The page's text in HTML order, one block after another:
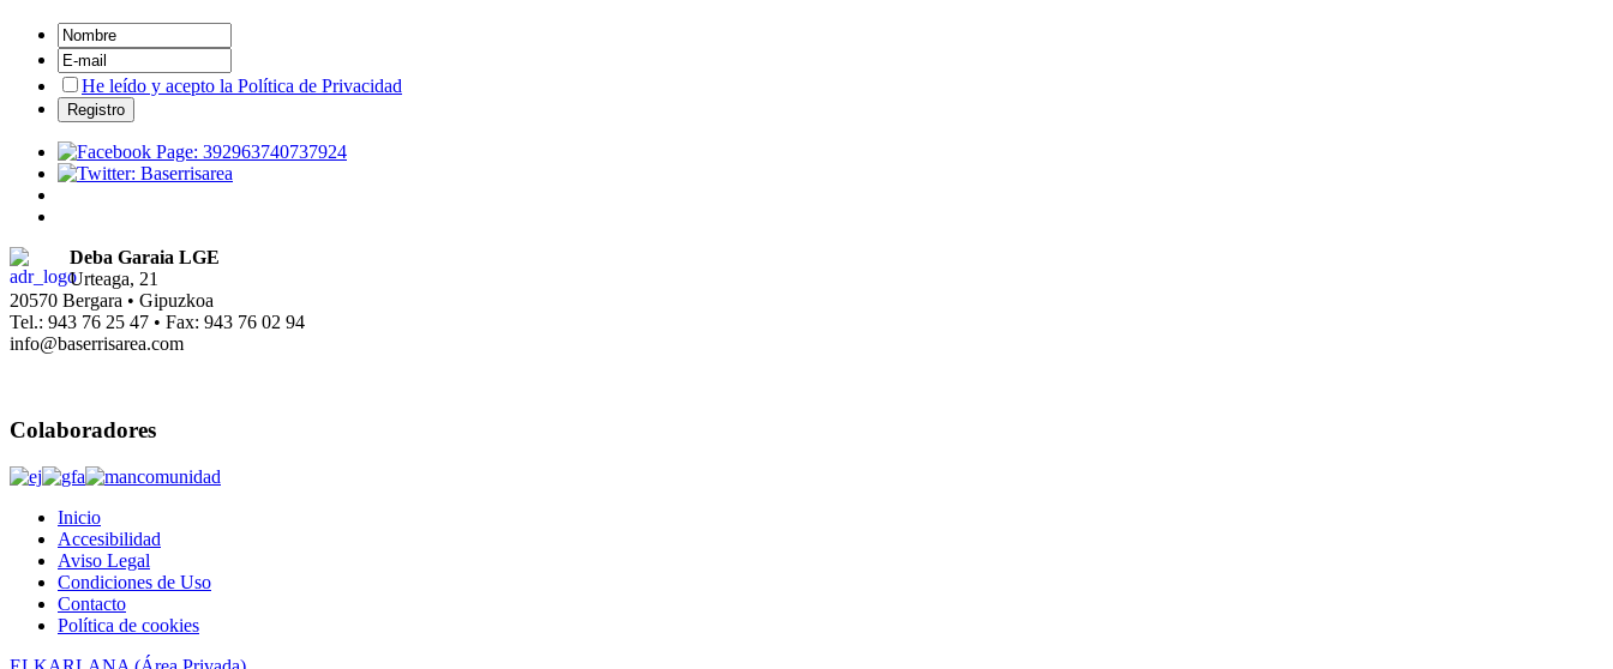
He leído y acepto la Política de Privacidad
Deba Garaia LGE
Urteaga, 21
20570 Bergara • Gipuzkoa
Tel.: 943 76 25 47 • Fax: 943 76 02 94
info@baserrisarea.com
Colaboradores
Inicio
Accesibilidad
Aviso Legal
Condiciones de Uso
Contacto
Política de cookies